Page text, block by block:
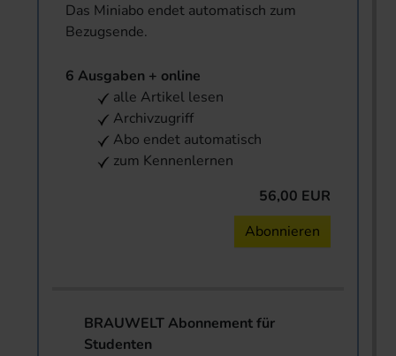
Das Miniabo endet automatisch zum
Bezugsende.
6 Ausgaben + online
alle Artikel lesen
Archivzugriff
Abo endet automatisch
zum Kennenlernen
56,00 EUR
Abonnieren
BRAUWELT Abonnement für
Studenten